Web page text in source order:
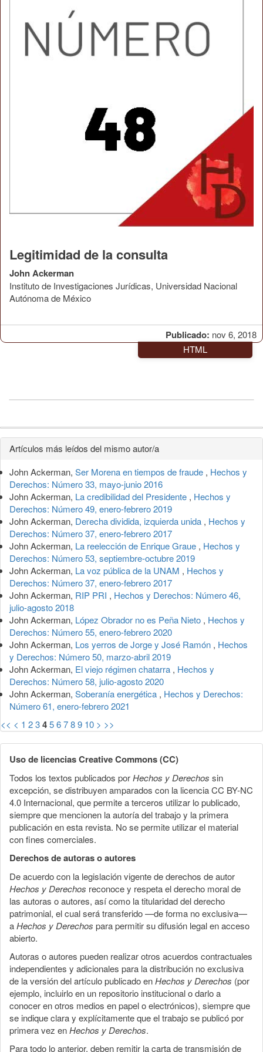
Publicado: nov 6, 2018
Legitimidad de la consulta
John Ackerman
Instituto de Investigaciones Jurídicas, Universidad Nacional
Autónoma de México
HTML
Detalles
del
artículo
Artículos más leídos del mismo autor/a
John Ackerman, Ser Morena en tiempos de fraude , Hechos y
Derechos: Número 33, mayo-junio 2016
John Ackerman, La credibilidad del Presidente , Hechos y
Derechos: Número 49, enero-febrero 2019
John Ackerman, Derecha dividida, izquierda unida , Hechos y
Derechos: Número 37, enero-febrero 2017
John Ackerman, La reelección de Enrique Graue , Hechos y
Derechos: Número 53, septiembre-octubre 2019
John Ackerman, La voz pública de la UNAM , Hechos y
Derechos: Número 37, enero-febrero 2017
John Ackerman, RIP PRI , Hechos y Derechos: Número 46,
julio-agosto 2018
John Ackerman, López Obrador no es Peña Nieto , Hechos y
Derechos: Número 55, enero-febrero 2020
John Ackerman, Los yerros de Jorge y José Ramón , Hechos
y Derechos: Número 50, marzo-abril 2019
John Ackerman, El viejo régimen chatarra , Hechos y
Derechos: Número 58, julio-agosto 2020
John Ackerman, Soberanía energética , Hechos y Derechos:
Número 61, enero-febrero 2021
<< < 1 23456789 10 > >>
Uso de licencias Creative Commons (CC)
Todos los textos publicados porHechos y Derechos sin
excepción, se distribuyen amparados con la licencia CC BY-NC
4.0 Internacional, que permite a terceros utilizar lo publicado,
siempre que mencionen la autoría del trabajo y la primera
publicación en esta revista. No se permite utilizar el material
con fines comerciales.
Derechos de autoras o autores
De acuerdo con la legislación vigente de derechos de autor
Hechos y Derechos reconoce y respeta el derecho moral de
las autoras o autores, así como la titularidad del derecho
patrimonial, el cual será transferido —de forma no exclusiva—
aHechos y Derechos para permitir su difusión legal en acceso
abierto.
Autoras o autores pueden realizar otros acuerdos contractuales
independientes y adicionales para la distribución no exclusiva
de la versión del artículo publicado enHechos y Derechos (por
ejemplo, incluirlo en un repositorio institucional o darlo a
conocer en otros medios en papel o electrónicos), siempre que
se indique clara y explícitamente que el trabajo se publicó por
primera vez enHechos y Derechos.
Para todo lo anterior, deben remitir la carta de transmisión de